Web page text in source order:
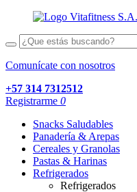
Comunícate con nosotros
+57 314 7312512
Registrarme 0
Snacks Saludables
Panadería & Arepas
Cereales y Granolas
Pastas & Harinas
Refrigerados
Refrigerados